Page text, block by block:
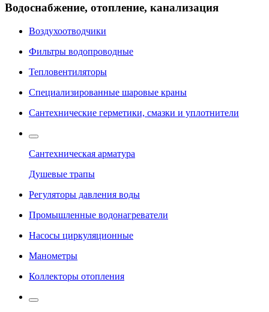
Водоснабжение, отопление, канализация
Воздухоотводчики
Фильтры водопроводные
Тепловентиляторы
Специализированные шаровые краны
Сантехнические герметики, смазки и уплотнители
Сантехническая арматура
Душевые трапы
Регуляторы давления воды
Промышленные водонагреватели
Насосы циркуляционные
Манометры
Коллекторы отопления